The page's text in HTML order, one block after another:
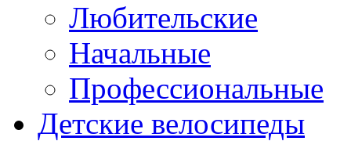
Любительские
Начальные
Профессиональные
Детские велосипеды